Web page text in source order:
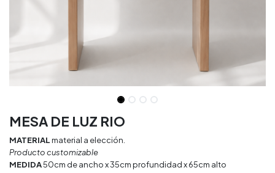
MESA DE LUZ RIO
MATERIALmaterial a elección.
Producto customizable
MEDIDA50cm de ancho x 35cm profundidad x 65cm alto